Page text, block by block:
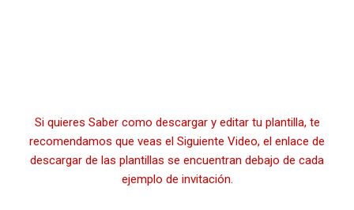
Si quieres Saber como descargar y editar tu plantilla, te
recomendamos que veas el Siguiente Video, el enlace de
descargar de las plantillas se encuentran debajo de cada
ejemplo de invitación.